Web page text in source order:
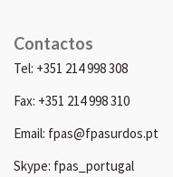
Contactos
Tel: +351 214 998 308
Fax: +351 214 998 310
Email: fpas@fpasurdos.pt
Skype: fpas_portugal